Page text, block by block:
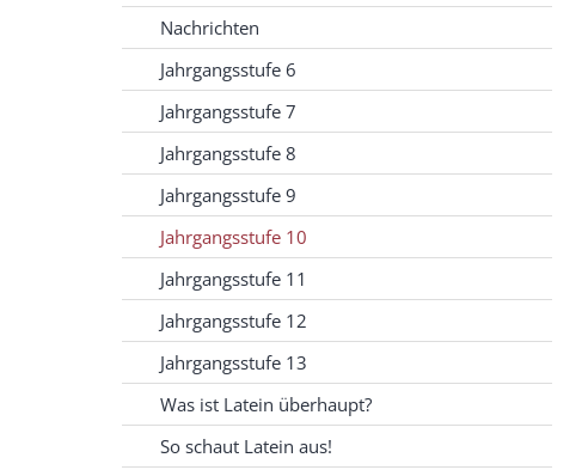
Nachrichten
Jahrgangsstufe 6
Jahrgangsstufe 7
Jahrgangsstufe 8
Jahrgangsstufe 9
Jahrgangsstufe 10
Jahrgangsstufe 11
Jahrgangsstufe 12
Jahrgangsstufe 13
Was ist Latein überhaupt?
So schaut Latein aus!